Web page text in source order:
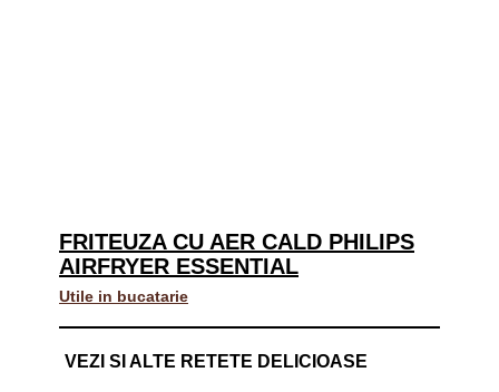
FRITEUZA CU AER CALD PHILIPS
AIRFRYER ESSENTIAL
Utile in bucatarie
VEZI SI ALTE RETETE DELICIOASE